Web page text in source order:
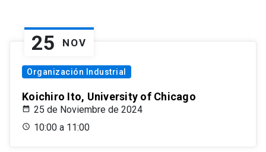
25 NOV
Organización Industrial
Koichiro Ito, University of Chicago
25 de Noviembre de 2024
10:00 a 11:00